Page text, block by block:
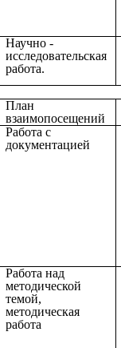
Научно -
исследовательская
работа.
План
взаимопосещений
Работа с
документацией
Работа над
методической
темой,
методическая
работа